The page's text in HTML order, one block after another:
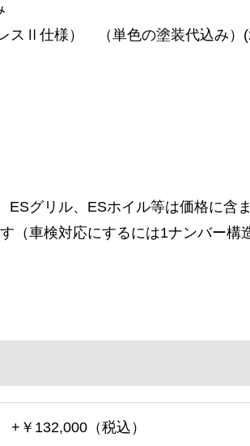
Ⅱ仕様） （単色の塗装代込み）(2
グリル、ESホイル等は価格に含ま
車検対応にするには1ナンバー構
+￥132,000（税込）